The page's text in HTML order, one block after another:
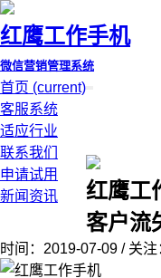
红鹰工作手机
微信营销管理系统
首页 (current)
客服系统
适应行业
联系我们
申请试用
新闻资讯
红鹰工
客户流
时间：2019-07-09 / 关